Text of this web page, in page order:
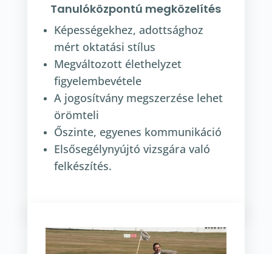
Tanulóközpontú megközelítés
Képességekhez, adottsághoz
mért oktatási stílus
Megváltozott élethelyzet
figyelembevétele
A jogosítvány megszerzése lehet
örömteli
Őszinte, egyenes kommunikáció
Elsősegélynyújtó vizsgára való
felkészítés.